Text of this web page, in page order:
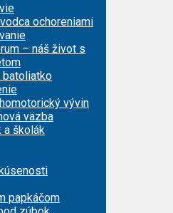
ochoreniami
– náš život s
batoliatko
vývin
väzba
a školák
papkáčom